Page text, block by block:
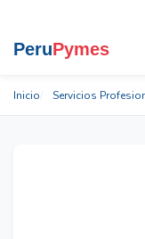
Inicio Servicios